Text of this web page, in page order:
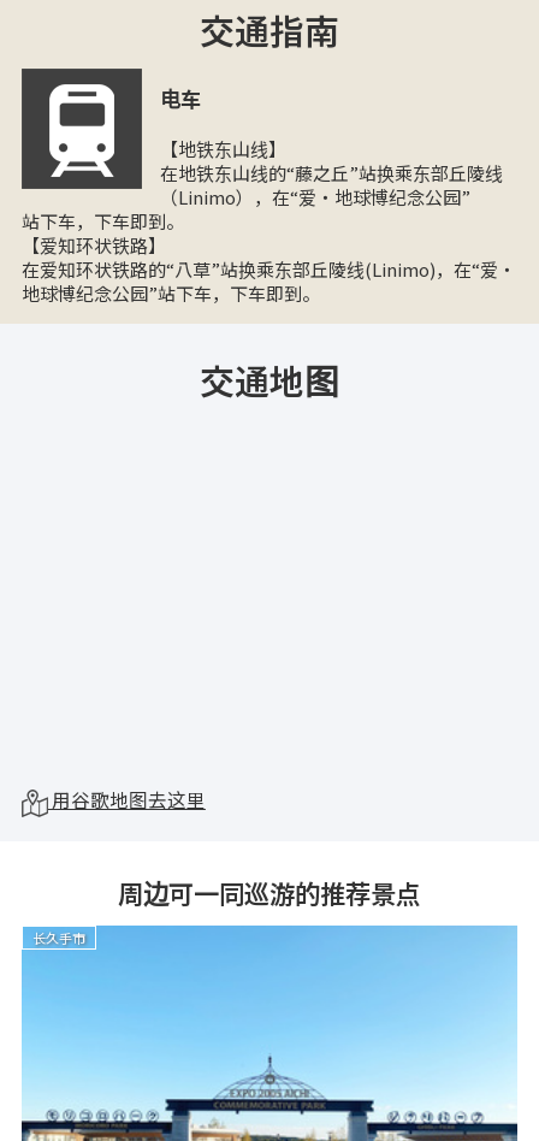
交通指南
电车
【地铁东山线】
在地铁东山线的“藤之丘”站换乘东部丘陵线
（Linimo），在“爱・地球博纪念公园”
站下车，下车即到。
【爱知环状铁路】
在爱知环状铁路的“八草”站换乘东部丘陵线(Linimo)，在“爱・
地球博纪念公园”站下车，下车即到。
交通地图
用谷歌地图去这里
周边可一同巡游的推荐景点
长久手市